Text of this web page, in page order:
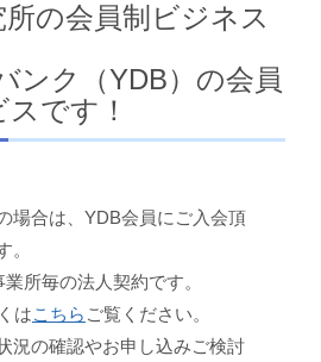
の会員制ビジネス
ンク（YDB）の会員
です！
場合は、YDB会員にご入会頂
。
所毎の法人契約です。
はこちら ご覧ください。
況の確認やお申し込みご検討